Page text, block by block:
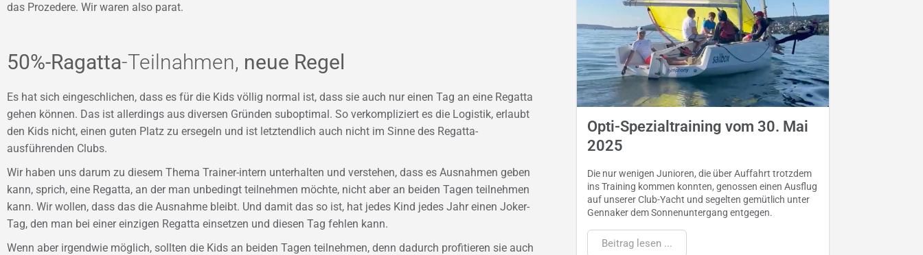
das Prozedere. Wir waren also parat.
50%-Ragatta-Teilnahmen, neue Regel
Es hat sich eingeschlichen, dass es für die Kids völlig normal ist, dass sie auch nur einen Tag an eine Regatta
gehen können. Das ist allerdings aus diversen Gründen suboptimal. So verkompliziert es die Logistik, erlaubt
den Kids nicht, einen guten Platz zu ersegeln und ist letztendlich auch nicht im Sinne des Regatta-
ausführenden Clubs.
Wir haben uns darum zu diesem Thema Trainer-intern unterhalten und verstehen, dass es Ausnahmen geben
kann, sprich, eine Regatta, an der man unbedingt teilnehmen möchte, nicht aber an beiden Tagen teilnehmen
kann. Wir wollen, dass das die Ausnahme bleibt. Und damit das so ist, hat jedes Kind jedes Jahr einen Joker-
Tag, den man bei einer einzigen Regatta einsetzen und diesen Tag fehlen kann.
Wenn aber irgendwie möglich, sollten die Kids an beiden Tagen teilnehmen, denn dadurch profitieren sie auch
Opti-Spezialtraining vom 30. Mai
2025
Die nur wenigen Junioren, die über Auffahrt trotzdem
ins Training kommen konnten, genossen einen Ausflug
auf unserer Club-Yacht und segelten gemütlich unter
Gennaker dem Sonnenuntergang entgegen.
Beitrag lesen ...